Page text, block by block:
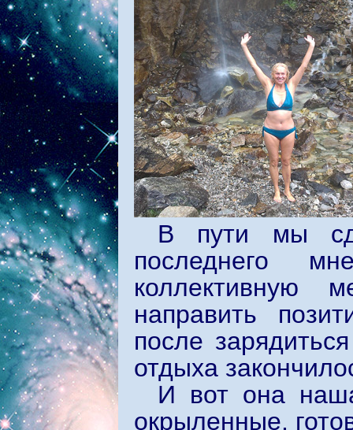
В пути мы
последнего
коллективную
направить
после
отдыха
И вот она
окрыленные,